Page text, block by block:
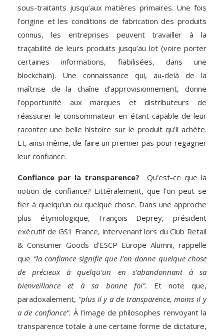
sous-traitants jusqu’aux matières primaires. Une fois
l’origine et les conditions de fabrication des produits
connus, les entreprises peuvent travailler à la
traçabilité de leurs produits jusqu’au lot (voire porter
certaines informations, fiabilisées, dans une
blockchain). Une connaissance qui, au-delà de la
maîtrise de la chaîne d’approvisionnement, donne
l’opportunité aux marques et distributeurs de
réassurer le consommateur en étant capable de leur
raconter une belle histoire sur le produit qu’il achète.
Et, ainsi même, de faire un premier pas pour regagner
leur confiance.
Confiance par la transparence?
Qu’est-ce que la
notion de confiance? Littéralement, que l’on peut se
fier à quelqu’un ou quelque chose. Dans une approche
plus étymologique, François Deprey, président
exécutif de GS1 France, intervenant lors du Club Retail
& Consumer Goods d’ESCP Europe Alumni, rappelle
que “la confiance signifie que l’on donne quelque chose
de précieux à quelqu’un en s’abandonnant à sa
bienveillance et à sa bonne foi”. Et note que,
paradoxalement, “plus il y a de transparence, moins il y
a de confiance”. À l’image de philosophes renvoyant la
transparence totale à une certaine forme de dictature,